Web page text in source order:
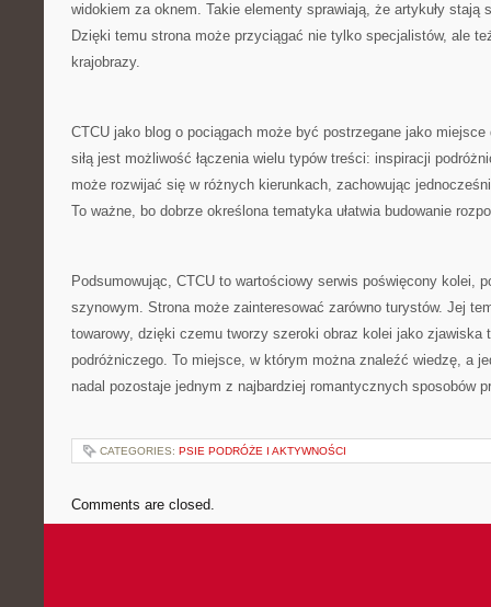
widokiem za oknem. Takie elementy sprawiają, że artykuły stają
Dzięki temu strona może przyciągać nie tylko specjalistów, ale
krajobrazy.
CTCU jako blog o pociągach może być postrzegane jako
siłą jest możliwość łączenia wielu typów treści: inspiracji
może rozwijać się w różnych kierunkach, zachowując
To ważne, bo dobrze określona tematyka ułatwia budowanie
Podsumowując, CTCU to wartościowy serwis poświęcony kolei,
szynowym. Strona może zainteresować zarówno turystów. Jej
towarowy, dzięki czemu tworzy szeroki obraz kolei jako zjawiska
podróżniczego. To miejsce, w którym można znaleźć wiedzę, a
nadal pozostaje jednym z najbardziej romantycznych sposobów
CATEGORIES: PSIE PODRÓŻE I AKTYWNOŚCI
Comments are closed.